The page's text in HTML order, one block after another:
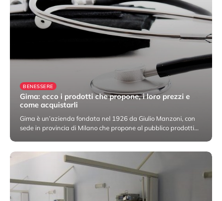
BENESSERE
Gima: ecco i prodotti che propone, i loro prezzi e
come acquistarli
Gima è un’azienda fondata nel 1926 da Giulio Manzoni, con
sede in provincia di Milano che propone al pubblico prodotti…
29 Settembre 2022